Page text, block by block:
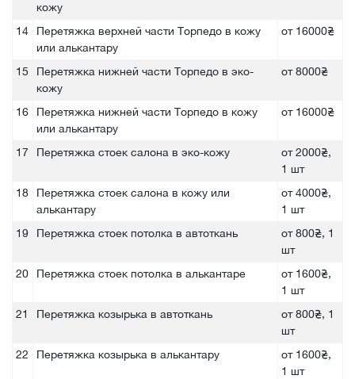
кожу
14
Перетяжка верхней части Торпедо в кожу
или алькантару
от 16000₴
15
Перетяжка нижней части Торпедо в эко-
кожу
от 8000₴
16
Перетяжка нижней части Торпедо в кожу
или алькантару
от 16000₴
17 Перетяжка стоек салона в эко-кожу
от 2000₴,
1 шт
18
Перетяжка стоек салона в кожу или
алькантару
от 4000₴,
1 шт
19
Перетяжка стоек потолка в автоткань
от 800₴, 1
шт
20
Перетяжка стоек потолка в алькантаре
от 1600₴,
1 шт
21
Перетяжка козырька в автоткань
от 800₴, 1
шт
22
Перетяжка козырька в алькантару
от 1600₴,
1 шт